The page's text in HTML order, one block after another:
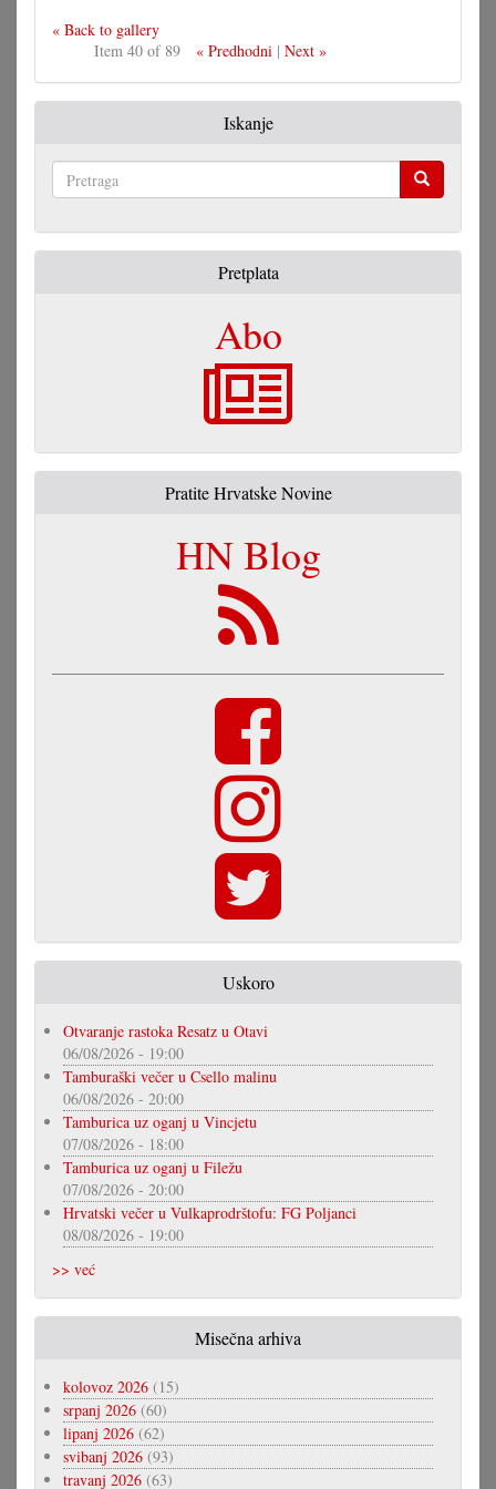
« Back to gallery
Item 40 of 89
« Predhodni| Next »
Iskanje
Pretplata
Abo
Pratite Hrvatske Novine
HN Blog
Uskoro
Otvaranje rastoka Resatz u Otavi
06/08/2026 - 19:00
Tamburaški večer u Csello malinu
06/08/2026 - 20:00
Tamburica uz oganj u Vincjetu
07/08/2026 - 18:00
Tamburica uz oganj u Filežu
07/08/2026 - 20:00
Hrvatski večer u Vulkaprodrštofu: FG Poljanci
08/08/2026 - 19:00
>> već
Misečna arhiva
kolovoz 2026 (15)
srpanj 2026 (60)
lipanj 2026 (62)
svibanj 2026 (93)
travanj 2026 (63)